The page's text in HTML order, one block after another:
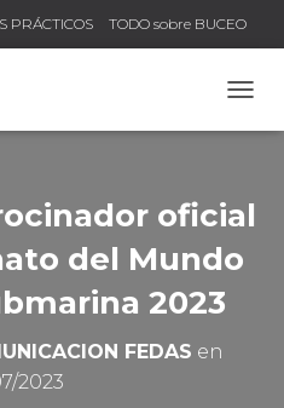
PRÁCTICOS TODO sobre BUCEO
oficial
del Mundo
2023
FEDAS en
2023